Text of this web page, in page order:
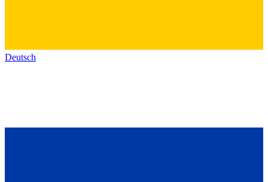
Deutsch